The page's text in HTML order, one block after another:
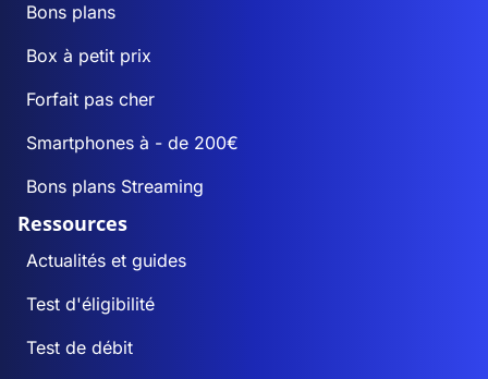
Bons plans
Box à petit prix
Forfait pas cher
Smartphones à - de 200€
Bons plans Streaming
Ressources
Actualités et guides
Test d'éligibilité
Test de débit